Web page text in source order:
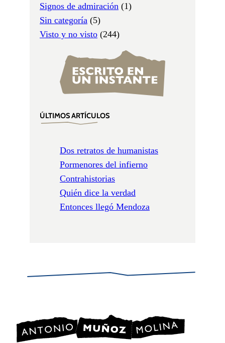
Signos de admiración (1)
Sin categoría (5)
Visto y no visto (244)
ÚLTIMOS ARTÍCULOS
Dos retratos de humanistas
Pormenores del infierno
Contrahistorias
Quién dice la verdad
Entonces llegó Mendoza